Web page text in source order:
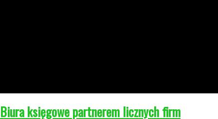
Biura księgowe partnerem licznych firm